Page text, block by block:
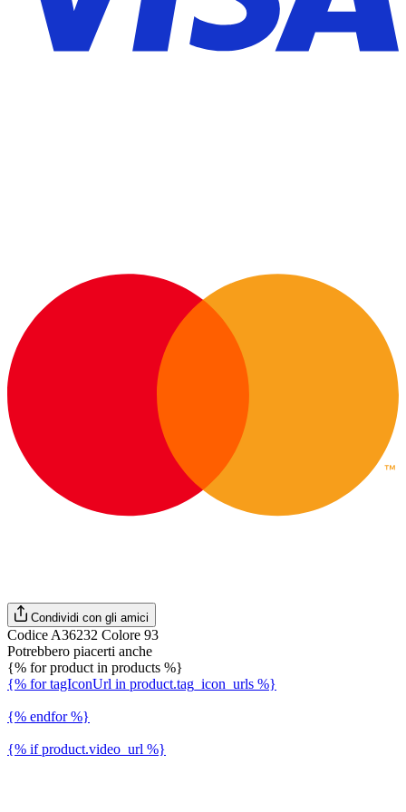
Condividi con gli amici
Codice A36232 Colore 93
Potrebbero piacerti anche
{% for product in products %}
{% for tagIconUrl in product.tag_icon_urls %}
{% endfor %}
{% if product.video_url %}